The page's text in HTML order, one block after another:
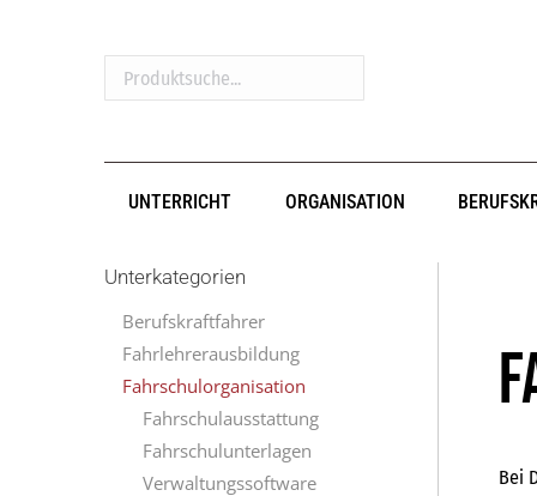
Produktsuche...
UNTERRICHT ORGANISATION
Bei
Unterkategorien
Berufskraftfahrer
Fahrlehrerausbildung
Fahrschulorganisation
Fahrschulausstattung
Fahrschulunterlagen
Verwaltungssoftware